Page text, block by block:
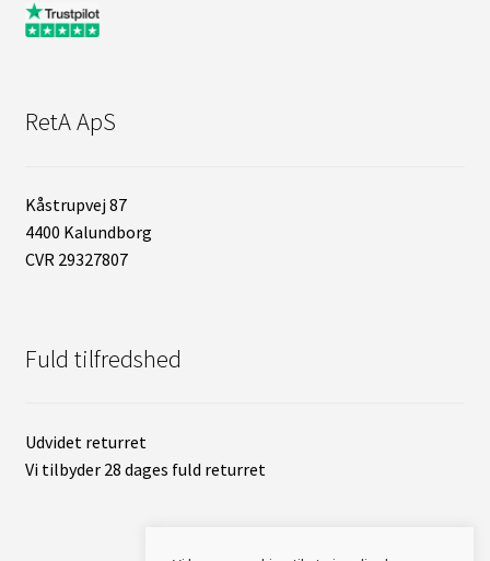
RetA ApS
Kåstrupvej 87
4400 Kalundborg
CVR 29327807
Fuld tilfredshed
Udvidet returret
Vi tilbyder 28 dages fuld returret